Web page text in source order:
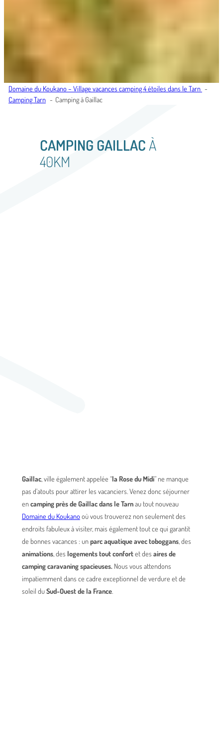
Domaine du Koukano – Village vacances camping 4 étoiles dans le Tarn
Camping Tarn
Camping à Gaillac
CAMPING GAILLACÀ
40KM
Gaillac, ville également appelée “la Rose du Midi” ne manque
pas d’atouts pour attirer les vacanciers. Venez donc séjourner
encamping près de Gaillac dans le Tarnau tout nouveau
Domaine du Koukano où vous trouverez non seulement des
endroits fabuleux à visiter, mais également tout ce qui garantit
de bonnes vacances : unparc aquatique avec toboggans, des
animations, des logements tout confortet des aires de
camping caravaning spacieuses. Nous vous attendons
impatiemment dans ce cadre exceptionnel de verdure et de
soleil duSud-Ouest de la France.